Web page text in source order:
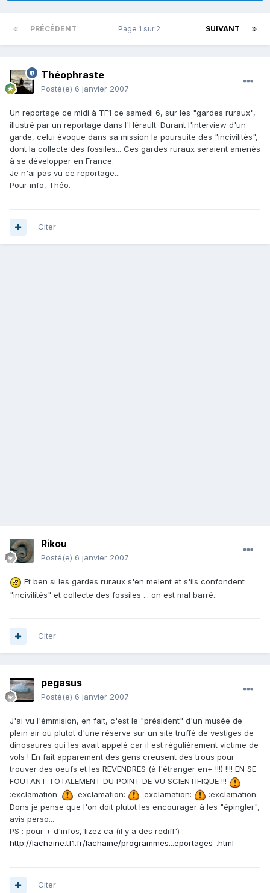
PRÉCÉDENT SUIVANT
Page 1 sur 2
Théophraste
Posté(e) 6 janvier 2007
Un reportage ce midi à TF1 ce samedi 6, sur les "gardes ruraux",
illustré par un reportage dans l'Hérault. Durant l'interview d'un
garde, celui évoque dans sa mission la poursuite des "incivilités",
dont la collecte des fossiles... Ces gardes ruraux seraient amenés
à se développer en France.
Je n'ai pas vu ce reportage...
Pour info, Théo.
Citer
Rikou
Posté(e) 6 janvier 2007
Et ben si les gardes ruraux s'en melent et s'ils confondent
"incivilités" et collecte des fossiles ... on est mal barré.
Citer
pegasus
Posté(e) 6 janvier 2007
J'ai vu l'émmision, en fait, c'est le "président" d'un musée de
plein air ou plutot d'une réserve sur un site truffé de vestiges de
dinosaures qui les avait appelé car il est régulièrement victime de
vols ! En fait apparement des gens creusent des trous pour
trouver des oeufs et les REVENDRES (à l'étranger en+ !!!) !!!! EN SE
FOUTANT TOTALEMENT DU POINT DE VU SCIENTIFIQUE !!!
:exclamation:
:exclamation: :exclamation:
:exclamation:
Dons je pense que l'on doit plutot les encourager à les "épingler",
avis perso...
PS : pour + d'infos, lizez ca (il y a des rediff') :
http://lachaine.tf1.fr/lachaine/programmes...eportages-.html
Citer